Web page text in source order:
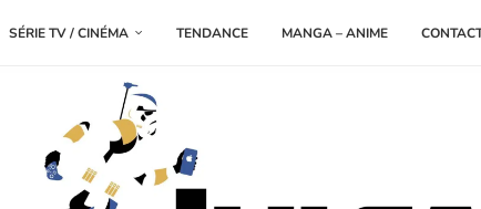
SÉRIE TV / CINÉMA TENDANCE MANGA – ANIME